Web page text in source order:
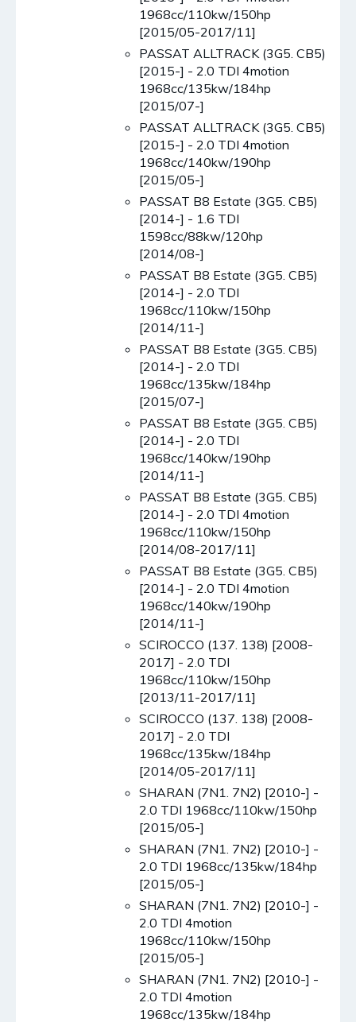
1968cc/110kw/150hp
[2015/05-2017/11]
PASSAT ALLTRACK (3G5. CB5)
[2015-] - 2.0 TDI 4motion
1968cc/135kw/184hp
[2015/07-]
PASSAT ALLTRACK (3G5. CB5)
[2015-] - 2.0 TDI 4motion
1968cc/140kw/190hp
[2015/05-]
PASSAT B8 Estate (3G5. CB5)
[2014-] - 1.6 TDI
1598cc/88kw/120hp
[2014/08-]
PASSAT B8 Estate (3G5. CB5)
[2014-] - 2.0 TDI
1968cc/110kw/150hp
[2014/11-]
PASSAT B8 Estate (3G5. CB5)
[2014-] - 2.0 TDI
1968cc/135kw/184hp
[2015/07-]
PASSAT B8 Estate (3G5. CB5)
[2014-] - 2.0 TDI
1968cc/140kw/190hp
[2014/11-]
PASSAT B8 Estate (3G5. CB5)
[2014-] - 2.0 TDI 4motion
1968cc/110kw/150hp
[2014/08-2017/11]
PASSAT B8 Estate (3G5. CB5)
[2014-] - 2.0 TDI 4motion
1968cc/140kw/190hp
[2014/11-]
SCIROCCO (137. 138) [2008-
2017] - 2.0 TDI
1968cc/110kw/150hp
[2013/11-2017/11]
SCIROCCO (137. 138) [2008-
2017] - 2.0 TDI
1968cc/135kw/184hp
[2014/05-2017/11]
SHARAN (7N1. 7N2) [2010-] -
2.0 TDI 1968cc/110kw/150hp
[2015/05-]
SHARAN (7N1. 7N2) [2010-] -
2.0 TDI 1968cc/135kw/184hp
[2015/05-]
SHARAN (7N1. 7N2) [2010-] -
2.0 TDI 4motion
1968cc/110kw/150hp
[2015/05-]
SHARAN (7N1. 7N2) [2010-] -
2.0 TDI 4motion
1968cc/135kw/184hp